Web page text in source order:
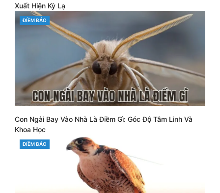
Xuất Hiện Kỳ Lạ
CATEGORIES
ĐIỀM BÁO
Con Ngài Bay Vào Nhà Là Điềm Gì: Góc Độ Tâm Linh Và
Khoa Học
CATEGORIES
ĐIỀM BÁO